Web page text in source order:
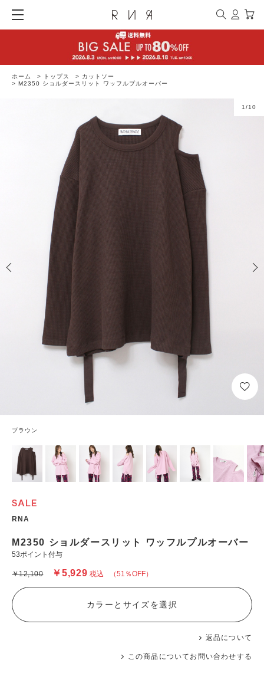
ホーム > トップス > カットソー
> M2350 ショルダースリット ワッフルプルオーバー
1 /10
ブラウン
RNA
M2350 ショルダースリット ワッフルプルオーバー
53ポイント付与
（51％OFF）
￥5,929 税込
￥12,100
返品について
この商品についてお問い合わせする
カラーとサイズを選択